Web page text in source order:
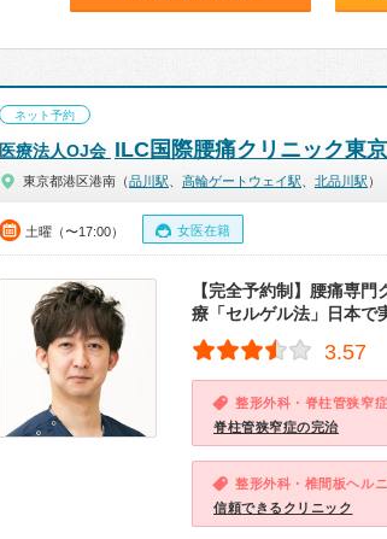
ネット予約
医療法人OJ会 ILC国際腰痛クリニック東京
東京都港区港南（品川駅 高輪ゲートウェイ駅 北品川駅 ）
土曜（〜17:00） 女医在籍
【完全予約制】腰痛専
療「セルゲル法」日本で
3.57
整形外科・脊柱管狭窄症
脊柱管狭窄症の完治
整形外科・椎間板ヘル
信頼できるクリニック